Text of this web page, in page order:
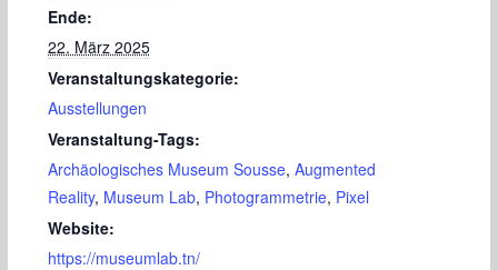
Ende:
22. März 2025
Veranstaltungskategorie:
Ausstellungen
Veranstaltung-Tags:
Archäologisches Museum Sousse, Augmented
Reality, Museum Lab, Photogrammetrie, Pixel
Website:
https://museumlab.tn/